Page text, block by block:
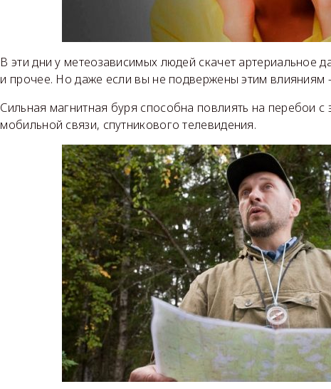
В эти дни у метеозависимых людей скачет артериальное
и прочее. Но даже если вы не подвержены этим влияниям
Сильная магнитная буря способна повлиять на перебои с
мобильной связи, спутникового телевидения.